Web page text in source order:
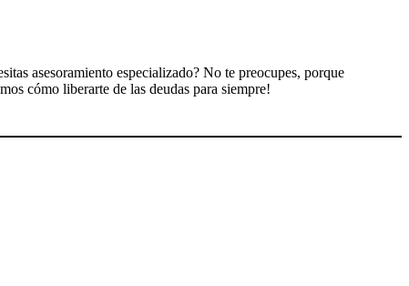
asesoramiento especializado? No te preocupes, porque
cómo liberarte de las deudas para siempre!